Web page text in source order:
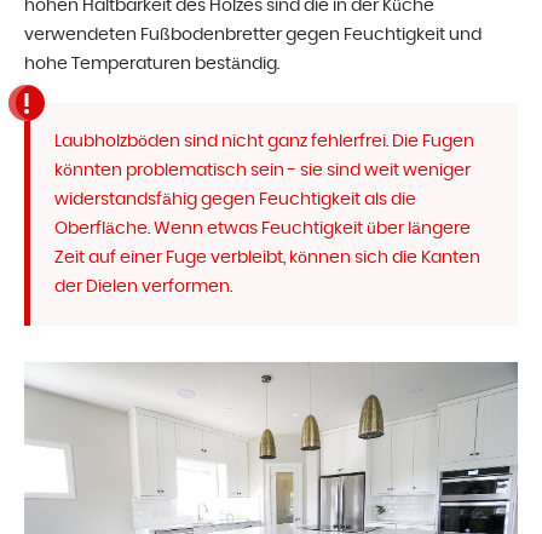
hohen Haltbarkeit des Holzes sind die in der Küche
verwendeten Fußbodenbretter gegen Feuchtigkeit und
hohe Temperaturen beständig.
Laubholzböden sind nicht ganz fehlerfrei. Die Fugen
könnten problematisch sein - sie sind weit weniger
widerstandsfähig gegen Feuchtigkeit als die
Oberfläche. Wenn etwas Feuchtigkeit über längere
Zeit auf einer Fuge verbleibt, können sich die Kanten
der Dielen verformen.